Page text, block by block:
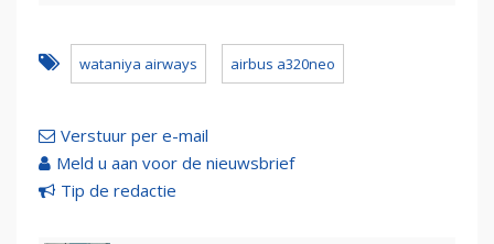
wataniya airways airbus a320neo
Verstuur per e-mail
Meld u aan voor de nieuwsbrief
Tip de redactie